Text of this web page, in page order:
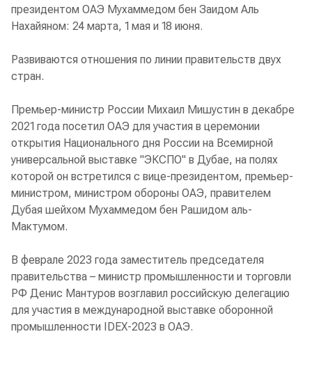
президентом ОАЭ Мухаммедом бен Заидом Аль
Нахайяном: 24 марта, 1 мая и 18 июня.
Развиваются отношения по линии правительств двух
стран.
Премьер-министр России Михаил Мишустин в декабре
2021 года посетил ОАЭ для участия в церемонии
открытия Национального дня России на Всемирной
универсальной выставке "ЭКСПО" в Дубае, на полях
которой он встретился с вице-президентом, премьер-
министром, министром обороны ОАЭ, правителем
Дубая шейхом Мухаммедом бен Рашидом аль-
Мактумом.
В феврале 2023 года заместитель председателя
правительства – министр промышленности и торговли
РФ Денис Мантуров возглавил российскую делегацию
для участия в международной выставке оборонной
промышленности IDEX-2023 в ОАЭ.